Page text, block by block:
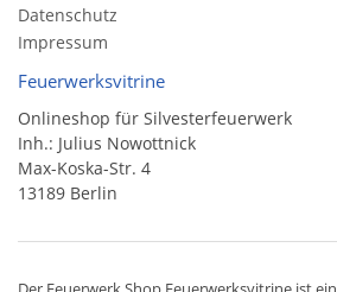
Datenschutz
Impressum
Feuerwerksvitrine
Onlineshop für Silvesterfeuerwerk
Inh.: Julius Nowottnick
Max-Koska-Str. 4
13189 Berlin